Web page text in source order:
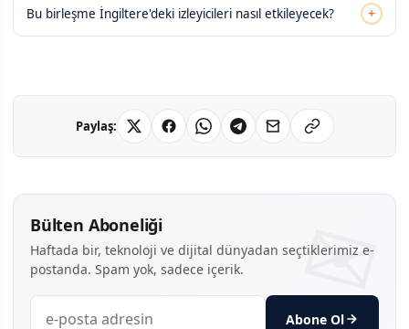
Bu birleşme İngiltere'deki izleyicileri nasıl etkileyecek? +
Paylaş:
Bülten Aboneliği
Haftada bir, teknoloji ve dijital dünyadan seçtiklerimiz e-
postanda. Spam yok, sadece içerik.
Abone Ol